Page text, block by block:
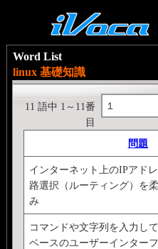
Word List
linux 基礎知識
１
11 語中 1～11番
目
問題
インターネット上のIPアド
路選択（ルーティング）を
み
コマンドや文字列を入力し
ベースのユーザーインター